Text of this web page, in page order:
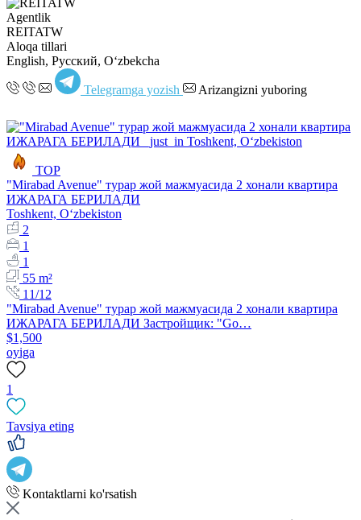
Agentlik
REITATW
Aloqa tillari
English, Русский, Oʻzbekcha
Telegramga yozish Arizangizni yuboring
TOP
​"Mirabad Avenue" турар жой мажмуасида 2 хонали квартира
ИЖАРАГА БЕРИЛАДИ
Toshkent, Oʻzbekiston
2
1
1
55 m²
11/12
​"Mirabad Avenue" турар жой мажмуасида 2 хонали квартира
ИЖАРАГА БЕРИЛАДИ Застройщик: "Go…
$1,500
oyiga
1
Tavsiya eting
Kontaktlarni ko'rsatish